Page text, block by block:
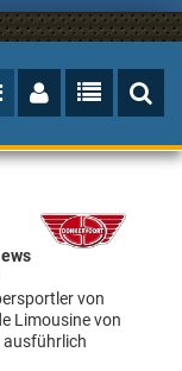
von
Limousine von
ausführlich